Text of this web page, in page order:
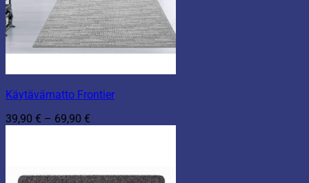
Käytävämatto Frontier
39,90 € – 69,90 €